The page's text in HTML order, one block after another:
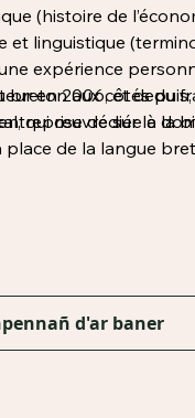
(histoire de
et linguistique
expérience
breton aux côtés du
dédiée à la
en 2006, et
qui œuvre sur le
place de la langue
d'ar baner